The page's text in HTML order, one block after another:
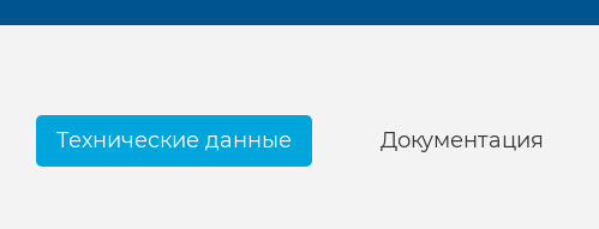
Технические данные Документация